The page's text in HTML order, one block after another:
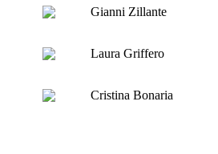
Gianni Zillante
Laura Griffero
Cristina Bonaria